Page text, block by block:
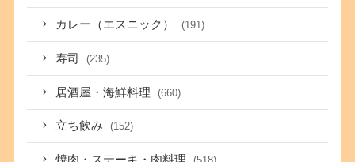
カレー（エスニック） (191)
寿司 (235)
居酒屋・海鮮料理 (660)
立ち飲み (152)